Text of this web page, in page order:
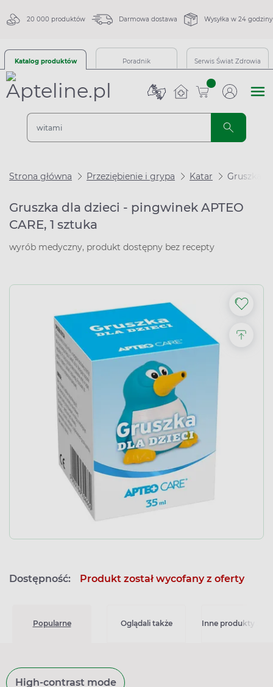
20 000 produktów Darmowa dostawa Wysyłka w 24 godziny
Katalog produktów Poradnik Serwis Świat Zdrowia
sztuk
Strona główna Przeziębienie i grypa Katar Gruszka
Gruszka dla dzieci - pingwinek APTEO
CARE, 1 sztuka
wyrób medyczny, produkt dostępny bez recepty
Dostępność: Produkt został wycofany z oferty
Popularne Oglądali także Inne produkty z
High-contrast mode